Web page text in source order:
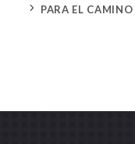
5 PARA EL CAMINO